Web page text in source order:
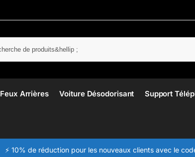
Feux Arrières Voiture Désodorisant Support
⚡ 10% de réduction pour les nouveaux clients avec le